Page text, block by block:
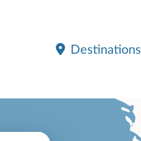
Destinations